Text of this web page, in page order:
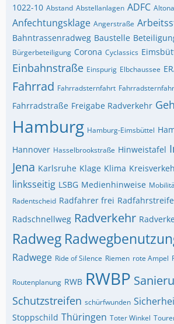
1022-10 Abstand Abstellanlagen ADFC Altona
Anfechtungsklage Angerstraße
Bahntrassenradweg Baustelle
Bürgerbeteiligung Corona Cyclassics
Einbahnstraße Einspurig Elbchaussee
Fahrrad Fahrradsternfahrt
Fahrradstraße Freigabe Radverkehr
Hamburg Hamburg-Eimsbüttel
Hannover Hasselbrookstraße Hinweistafel
Jena Karlsruhe Klage Klima
linksseitig LSBG Medienhinweise
Radentscheid Radfahrer frei
Radschnellweg Radverkehr
Radweg
Radwege Ride of Silence Riemen rote Ampel
Routenplanung RWB RWBP
Schutzstreifen schürfwunden
Stoppschild Thüringen Toter Winkel